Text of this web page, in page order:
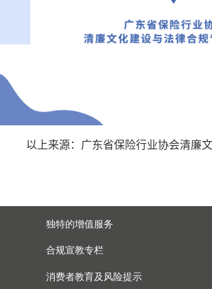
以上来源：广东省保险行业协会清廉文
独特的增值服务
合规宣教专栏
消费者教育及风险提示